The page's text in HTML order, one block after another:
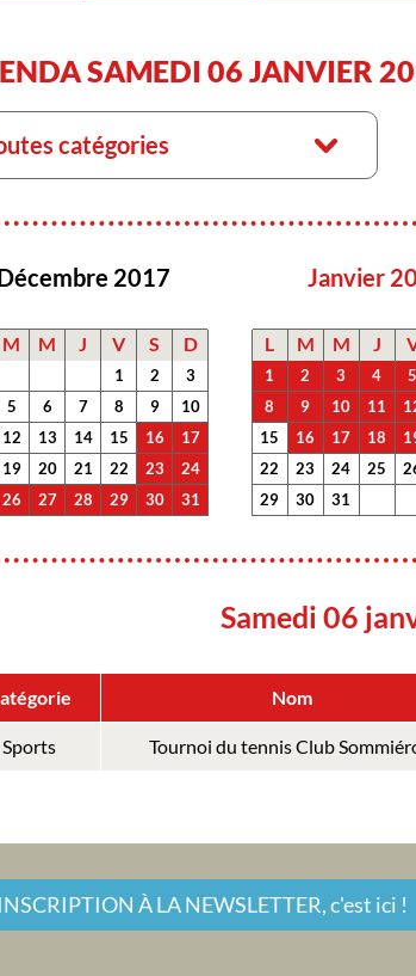
SAMEDI 06 JANVIER
catégories
2017
M M J V S D
1 2
3
5 6 7 8 9
10
12 13 14 15 16
17
19 20 21 22 23
24
26 27 28 29 30 31
Janvier
L M M J
1 2 3 4 5
8
9 10 11
15
16 17 18
22
23 24 25
29
30 31
Samedi 06
Nom
Sports Tournoi du tennis Club
À LA NEWSLETTER,c'est ici !